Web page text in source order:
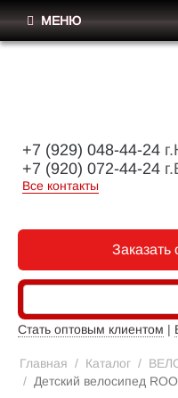
+7 (929) 048-44-24
+7 (920) 072-44-24
Все контакты
Заказать
Стать оптовым клиентом |
МЕНЮ
Главная / Каталог /
/ Детский велосипед